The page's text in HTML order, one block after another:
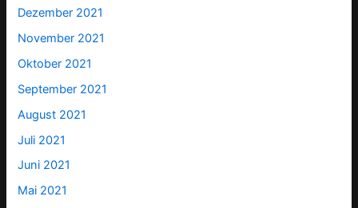
Dezember 2021
November 2021
Oktober 2021
September 2021
August 2021
Juli 2021
Juni 2021
Mai 2021